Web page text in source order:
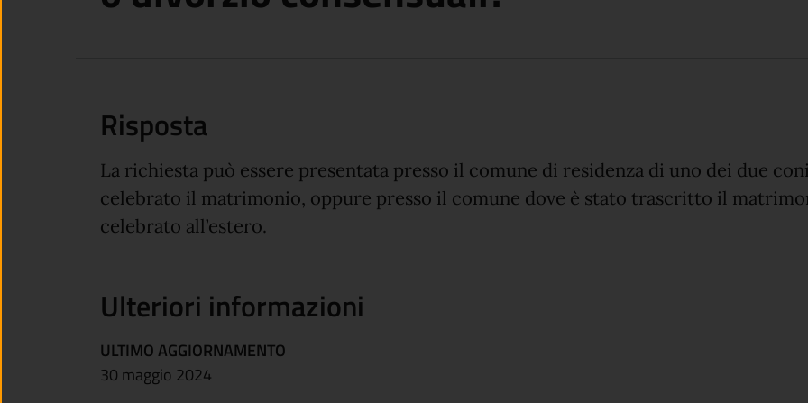
Risposta
La richiesta può essere presentata presso il comune di residenza di uno dei due
celebrato il matrimonio, oppure presso il comune dove è stato trascritto il
celebrato all’estero.
Ulteriori informazioni
ULTIMO AGGIORNAMENTO
30 maggio 2024